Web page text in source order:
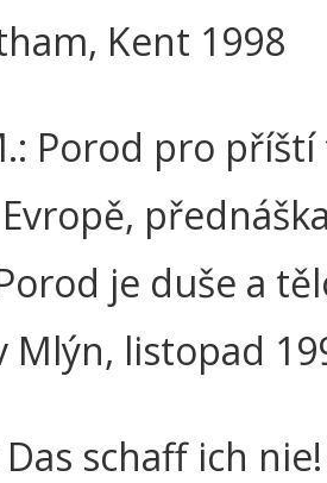
Kent 1998
Porod pro
je duše a
Mlýn, listopad
schaff ich